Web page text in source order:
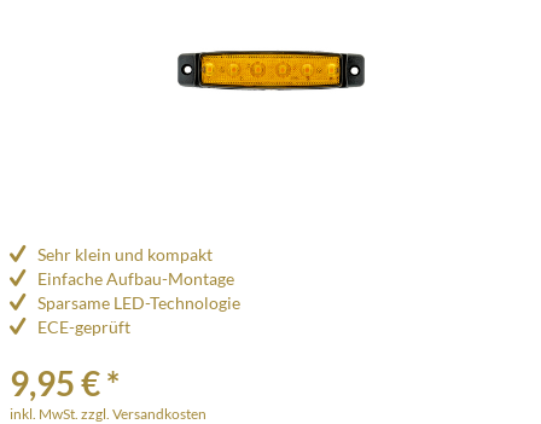
Sehr klein und kompakt
Einfache Aufbau-Montage
Sparsame LED-Technologie
ECE-geprüft
9,95 € *
inkl. MwSt. zzgl. Versandkosten